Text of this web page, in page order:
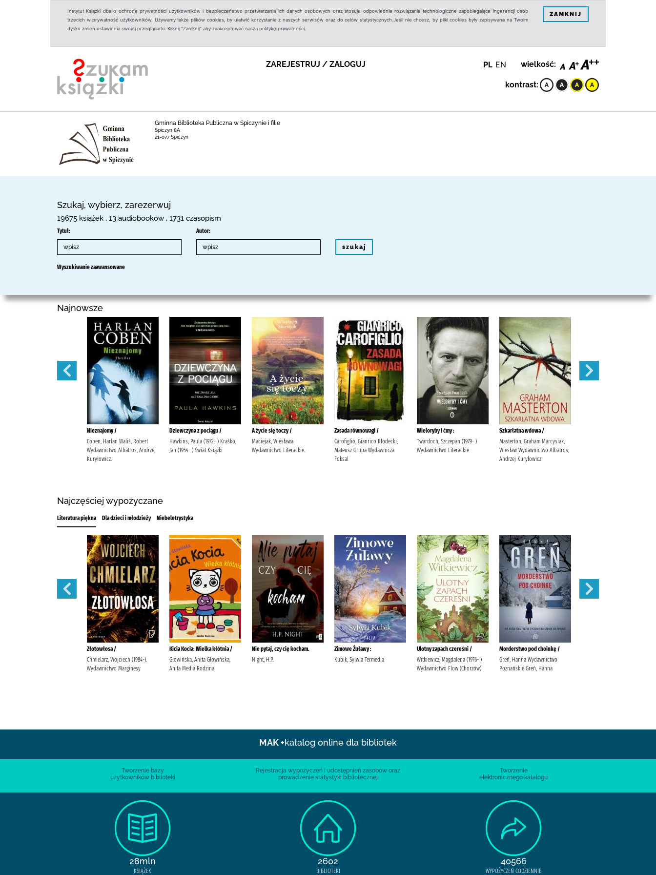
Instytut Książki dba o ochronę prywatności użytkowników i bezpieczeństwo przetwarzania ich danych osobowych oraz stosuje odpowiednie rozwiązania technologiczne zapobiegające ingerencji osób
trzecich w prywatność użytkowników. Używamy także plików cookies, by ułatwić korzystanie z naszych serwisów oraz do celów statystycznych.Jeśli nie chcesz, by pliki cookies były zapisywane na Twoim
dysku zmień ustawienia swojej przeglądarki. Kliknij "Zamknij" aby zaakceptować naszą politykę prywatności.
ZAMKNIJ
ZAREJESTRUJ / ZALOGUJ PL EN wielkość:
kontrast:
Gminna Biblioteka Publiczna w Spiczynie i filie
Spiczyn 8A
21-077 Spiczyn
Szukaj, wybierz, zarezerwuj
19675 książek , 13 audiobookow , 1731 czasopism
Tytuł: Autor:
szukaj
Wyszukiwanie zaawansowane
Najnowsze
Nieznajomy /
Coben, Harlan Waliś, Robert
Wydawnictwo Albatros, Andrzej
Kuryłowicz.
Dziewczyna z pociągu /
Hawkins, Paula (1972- ) Kraśko,
Jan (1954- ) Świat Książki
A życie się toczy /
Maciejak, Wiesława
Wydawnictwo Literackie.
Zasada równowagi /
Carofiglio, Gianrico Kłodecki,
Mateusz Grupa Wydawnicza
Foksal
Wieloryby i ćmy :
Twardoch, Szczepan (1979- )
Wydawnictwo Literackie
Szkarłatna wdowa /
Masterton, Graham Marcysiak,
Wiesław Wydawnictwo Albatros,
Andrzej Kuryłowicz
Najczęściej wypożyczane
Literatura piękna Dla dzieci i młodzieży Niebeletrystyka
Złotowłosa /
Chmielarz, Wojciech (1984-).
Wydawnictwo Marginesy
Kicia Kocia: Wielka kłótnia /
Głowińska, Anita Głowińska,
Anita Media Rodzina
Nie pytaj, czy cię kocham.
Night, H.P.
Zimowe Żuławy :
Kubik, Sylwia Termedia
Ulotny zapach czereśni /
Witkiewicz, Magdalena (1976- )
Wydawnictwo Flow (Chorzów)
Morderstwo pod choinkę /
Greń, Hanna Wydawnictwo
Poznańskie Greń, Hanna
MAK +katalog online dla bibliotek
Tworzenie bazy
użytkowników biblioteki
Rejestracja wypożyczeń i udostępnień zasobów oraz
prowadzenie statystyki bibliotecznej
Tworzenie
elektronicznego katalogu
28mln
KSIĄŻEK
2602
BIBLIOTEKI
40566
WYPOŻYCZEŃ CODZIENNIE